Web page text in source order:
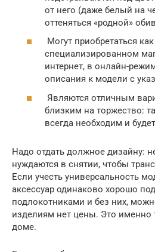
от него (даже белый на
оттеняться «родной»
Могут приобретаться
специализированном
интернет, в онлайн-
описания к модели с
Являются отличным
близким на торжество:
всегда необходим и
Надо отдать должное дизайну:
нуждаются в снятии, чтобы
Если учесть универсальность
аксессуар одинаково хорошо
подлокотниками и без них,
изделиям нет цены. Это именно
доме.